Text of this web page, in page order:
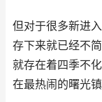
但对于很多新进
存下来就已经不
就存在着四季不
在最热闹的曙光